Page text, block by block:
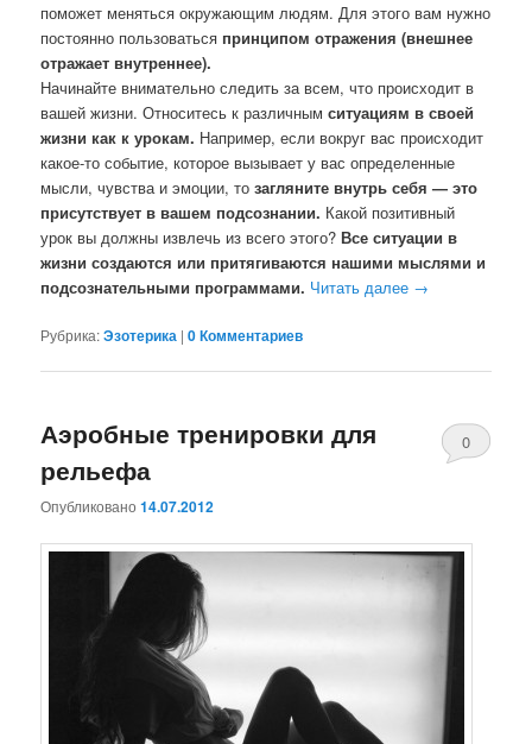
поможет меняться окружающим людям. Для этого вам нужно
постоянно пользоваться принципом отражения (внешнее
отражает внутреннее).
Начинайте внимательно следить за всем, что происходит в
вашей жизни. Относитесь к различнымситуациям в своей
жизни как к урокам. Например, если вокруг вас происходит
какое-то событие, которое вызывает у вас определенные
мысли, чувства и эмоции, тозагляните внутрь себя — это
присутствует в вашем подсознании. Какой позитивный
урок вы должны извлечь из всего этого? Все ситуации в
жизни создаются или притягиваются нашими мыслями и
подсознательными программами. Читать далее →
Рубрика:Эзотерика |0 Комментариев
Аэробные тренировки для
рельефа
Опубликовано14.07.2012
0